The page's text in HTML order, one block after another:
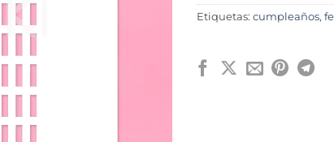
Etiquetas: cumpleaños,